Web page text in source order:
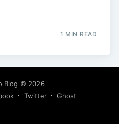
1 MIN READ
Blog © 2026
Twitter Ghost